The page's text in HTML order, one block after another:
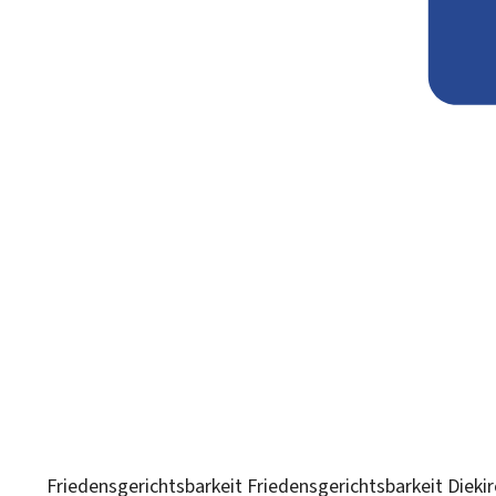
Friedensgerichtsbarkeit Friedensgerichtsbarkeit